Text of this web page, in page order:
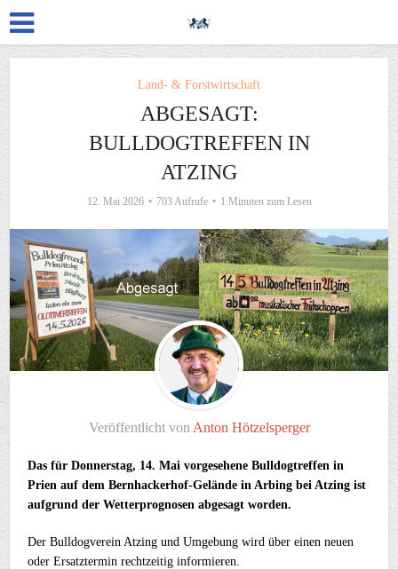
Land- & Forstwirtschaft
ABGESAGT:
BULLDOGTREFFEN IN
ATZING
12. Mai 2026 703 Aufrufe 1 Minuten zum Lesen
Veröffentlicht von Anton Hötzelsperger
Das für Donnerstag, 14. Mai vorgesehene Bulldogtreffen in
Prien auf dem Bernhackerhof-Gelände in Arbing bei Atzing ist
aufgrund der Wetterprognosen abgesagt worden.
Der Bulldogverein Atzing und Umgebung wird über einen neuen
oder Ersatztermin rechtzeitig informieren.